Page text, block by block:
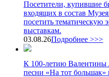
Посетители, купившие
входящих в состав
посетить
выставкам.
03.08.26Подробнее >>>
К 100-летию Валентины
песни «На тот